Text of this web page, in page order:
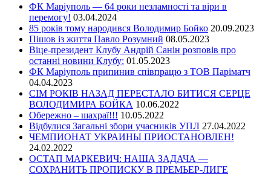
ФК Маріуполь — 64 роки незламності та віри в
перемогу! 03.04.2024
85 років тому народився Володимир Бойко 20.09.2023
Пішов із життя Павло Розумний 08.05.2023
Віце-президент Клубу Андрій Санін розповів про
останні новини Клубу: 01.05.2023
ФК Маріуполь припинив співпрацю з ТОВ Паріматч
04.04.2023
СІМ РОКІВ НАЗАД ПЕРЕСТАЛО БИТИСЯ СЕРЦЕ
ВОЛОДИМИРА БОЙКА 10.06.2022
Обережно – шахраї!!! 10.05.2022
Відбулися Загальні збори учасників УПЛ 27.04.2022
ЧЕМПИОНАТ УКРАИНЫ ПРИОСТАНОВЛЕН!
24.02.2022
ОСТАП МАРКЕВИЧ: НАША ЗАДАЧА —
СОХРАНИТЬ ПРОПИСКУ В ПРЕМЬЕР-ЛИГЕ